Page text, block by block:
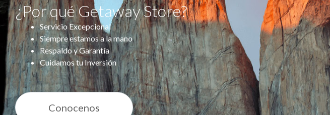
¿Por qué Getaway Store?
Servicio Excepcional
Siempre estamos a la mano
Respaldo y Garantía
Cuidamos tu Inversión
Conocenos